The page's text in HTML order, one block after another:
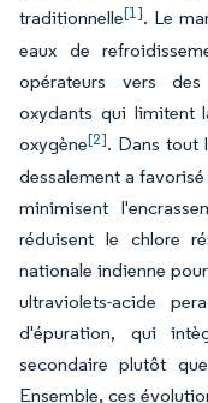
traditionnelle[1]. Le
eaux de
opérateurs vers
oxydants qui limitent
oxygène[2]. Dans tout
dessalement a
minimisent
réduisent le chlore
nationale indienne
ultraviolets-acide
d'épuration, qui
secondaire plutôt
Ensemble, ces